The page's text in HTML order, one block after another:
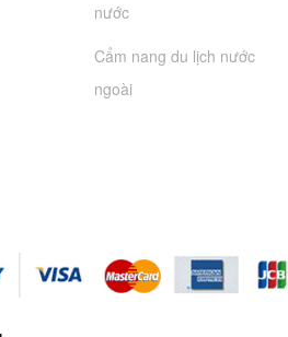
nước
Cẩm nang du lịch nước
ngoài